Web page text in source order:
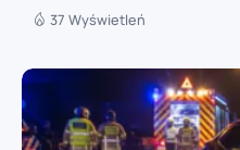
37 Wyświetleń